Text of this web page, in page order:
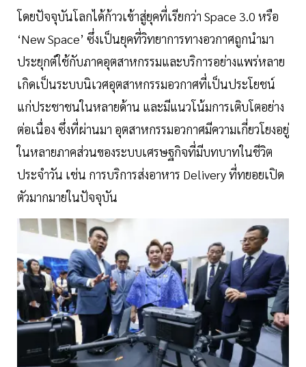
โดยปัจจุบันโลกได้ก้าวเข้าสู่ยุคที่เรียกว่า Space 3.0 หรือ
‘New Space’ ซึ่งเป็นยุคที่วิทยาการทางอวกาศถูกนำมา
ประยุกต์ใช้กับภาคอุตสาหกรรมและบริการอย่างแพร่หลาย
เกิดเป็นระบบนิเวศอุตสาหกรรมอวกาศที่เป็นประโยชน์
แก่ประชาชนในหลายด้าน และมีแนวโน้มการเติบโตอย่าง
ต่อเนื่อง ซึ่งที่ผ่านมา อุตสาหกรรมอวกาศมีความเกี่ยวโยงอยู่
ในหลายภาคส่วนของระบบเศรษฐกิจที่มีบทบาทในชีวิต
ประจำวัน เช่น การบริการส่งอาหาร Delivery ที่ทยอยเปิด
ตัวมากมายในปัจจุบัน